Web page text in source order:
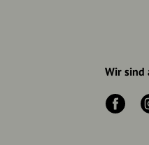
Wir sind